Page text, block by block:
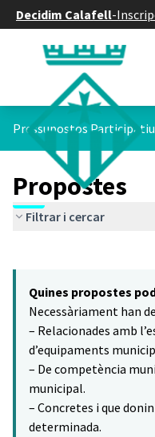
Decidim Calafell-
Pressupostos
Propostes
Filtrar i cercar
−
Quines propostes
Necessàriament han
– Relacionades amb
d’equipaments
– De competència
municipal.
– Concretes i que
determinada.